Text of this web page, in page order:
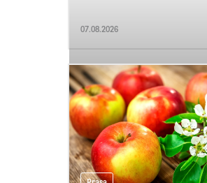
07.08.2026